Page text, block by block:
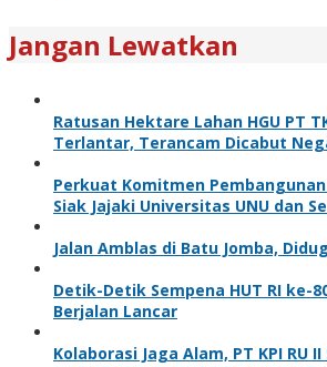
Jangan Lewatkan
Ratusan Hektare Lahan HGU PT
Terlantar, Terancam Dicabut
Perkuat Komitmen
Siak Jajaki Universitas UNU dan
Jalan Amblas di Batu Jomba,
Detik-Detik Sempena HUT RI ke-
Berjalan Lancar
Kolaborasi Jaga Alam, PT KPI RU